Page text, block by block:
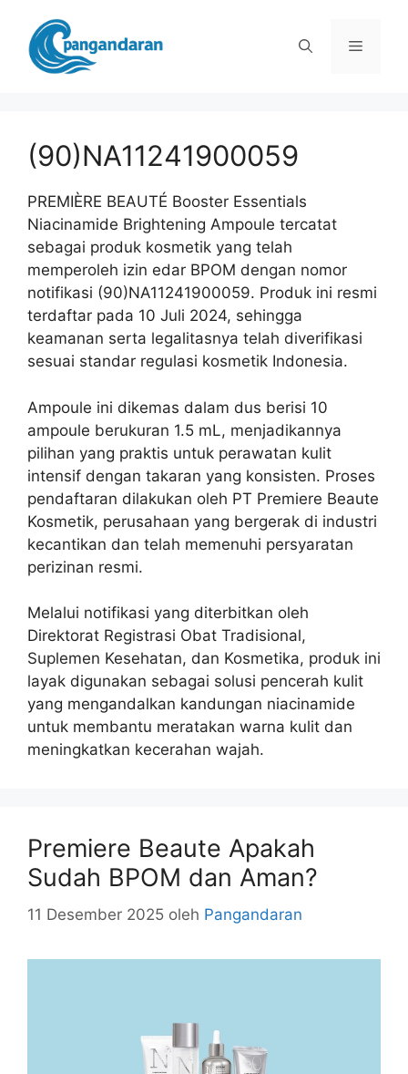
Menu
(90)NA11241900059
PREMIÈRE BEAUTÉ Booster Essentials
Niacinamide Brightening Ampoule tercatat
sebagai produk kosmetik yang telah
memperoleh izin edar BPOM dengan nomor
notifikasi (90)NA11241900059. Produk ini resmi
terdaftar pada 10 Juli 2024, sehingga
keamanan serta legalitasnya telah diverifikasi
sesuai standar regulasi kosmetik Indonesia.
Ampoule ini dikemas dalam dus berisi 10
ampoule berukuran 1.5 mL, menjadikannya
pilihan yang praktis untuk perawatan kulit
intensif dengan takaran yang konsisten. Proses
pendaftaran dilakukan oleh PT Premiere Beaute
Kosmetik, perusahaan yang bergerak di industri
kecantikan dan telah memenuhi persyaratan
perizinan resmi.
Melalui notifikasi yang diterbitkan oleh
Direktorat Registrasi Obat Tradisional,
Suplemen Kesehatan, dan Kosmetika, produk ini
layak digunakan sebagai solusi pencerah kulit
yang mengandalkan kandungan niacinamide
untuk membantu meratakan warna kulit dan
meningkatkan kecerahan wajah.
Premiere Beaute Apakah
Sudah BPOM dan Aman?
11 Desember 2025 oleh Pangandaran